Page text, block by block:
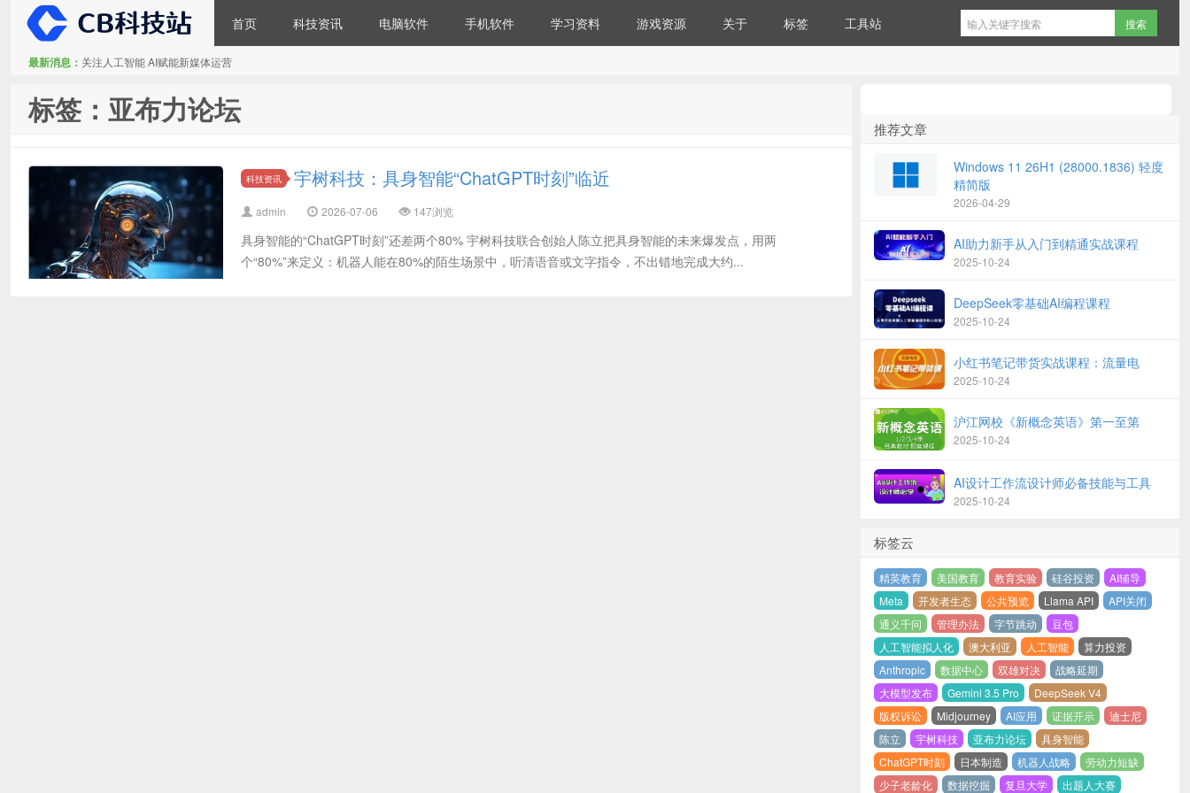
CB科技站
首页 科技资讯 电脑软件 手机软件 学习资料 游戏资源 关于 标签 工具站
最新消息： 关注人工智能 AI赋能新媒体运营
标签：亚布力论坛
科技资讯 宇树科技：具身智能“ChatGPT时刻”临近
admin 2026-07-06 147浏览
具身智能的“ChatGPT时刻”还差两个80% 宇树科技联合创始人陈立把具身智能的未来爆发点，用两
个“80%”来定义：机器人能在80%的陌生场景中，听清语音或文字指令，不出错地完成大约...
推荐文章
Windows 11 26H1 (28000.1836) 轻度
精简版
2026-04-29
AI助力新手从入门到精通实战课程
2025-10-24
DeepSeek零基础AI编程课程
2025-10-24
小红书笔记带货实战课程：流量电
2025-10-24
沪江网校《新概念英语》第一至第
2025-10-24
AI设计工作流设计师必备技能与工具
2025-10-24
标签云
精英教育 美国教育 教育实验 硅谷投资
AI辅导
Meta
开发者生态 公共预览 Llama API
API关闭
通义千问
管理办法 字节跳动
豆包
人工智能拟人化
澳大利亚 人工智能
算力投资
Anthropic
数据中心 双雄对决
战略延期
大模型发布
Gemini 3.5 Pro
DeepSeek V4
版权诉讼
Midjourney AI应用 证据开示
迪士尼
陈立
宇树科技 亚布力论坛
具身智能
ChatGPT时刻
日本制造 机器人战略
劳动力短缺
少子老龄化
数据挖掘 复旦大学 出题人大赛